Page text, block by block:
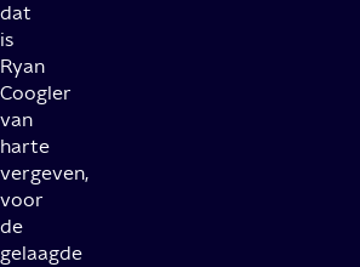
dat
is
Ryan
Coogler
van
harte
vergeven,
voor
de
gelaagde